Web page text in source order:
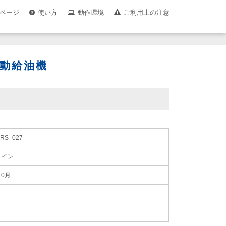
ージ 使い方 動作環境 ご利用上の注意
給油機
ン
月